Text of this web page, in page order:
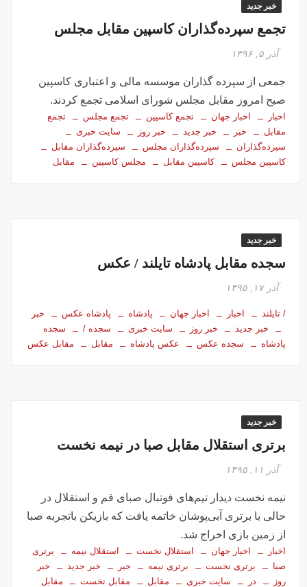
خبر جدید
تجمع سپرده‌گذاران کاسپین مقابل مجلس
آذر ۵, ۱۳۹۶
جمعی از سپرده گذاران موسسه مالی و اعتباری کاسپین
صبح امروز مقابل مجلس شورای اسلامی تجمع کردند.
اخبار اخبار جهان تجمع کاسپین تجمع مجلس
تجمع
مقابل
خبر خبر جدید خبر روز
سایت خبری
سپرده‌گذاران
سپرده‌گذاران مجلس
سپرده‌گذاران مقابل
کاسپین مجلس
کاسپین مقابل مجلس کاسپین مقابل
خبر جدید
سجده مقابل پادشاه تایلند / عکس
آذر ۱۷, ۱۳۹۵
/ تایلند اخبار اخبار جهان پادشاه پادشاه عکس
خبر
خبر جدید
خبر روز سایت خبری سجده /
سجده
پادشاه
سجده عکس عکس پادشاه مقابل مقابل عکس
خبر جدید
برتری استقلال مقابل صبا در نیمه نخست
آذر ۱۱, ۱۳۹۵
نیمه نخست دیدار تیم‌های فوتبال صبای قم و استقلال در
حالی با برتری آبی‌پوشان خاتمه یافت که بازیکن باتجربه صبا
از زمین بازی اخراج شد.
اخبار اخبار جهان استقلال نخست استقلال نیمه
برتری
صبا
برتری نخست برتری نیمه خبر خبر جدید
خبر
روز
در سایت خبری مقابل مقابل نخست
مقابل